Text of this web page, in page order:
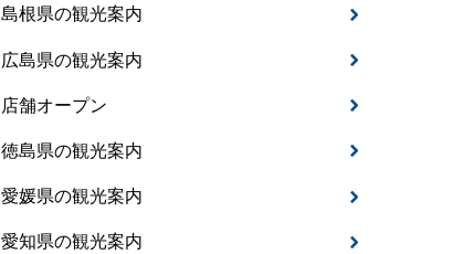
島根県の観光案内
広島県の観光案内
店舗オープン
徳島県の観光案内
愛媛県の観光案内
愛知県の観光案内